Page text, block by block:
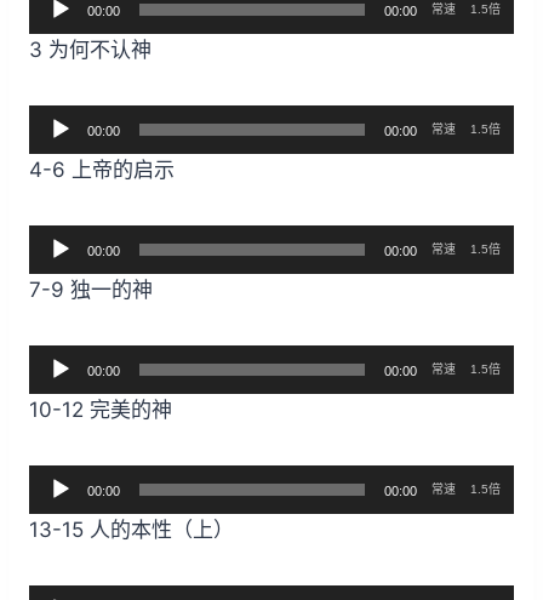
频
播
00:00 00:00 常速 1.5倍
3 为何不认神
频
播
00:00 00:00 常速 1.5倍
4-6 上帝的启示
频
播
00:00 00:00 常速 1.5倍
7-9 独一的神
频
播
00:00 00:00 常速 1.5倍
10-12 完美的神
频
播
00:00 00:00 常速 1.5倍
13-15 人的本性（上）